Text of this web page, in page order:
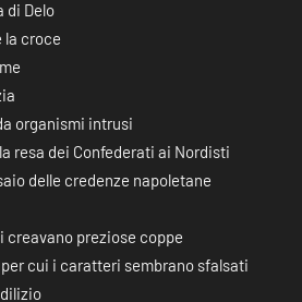
di Delo
la croce
organismi intrusi
resa dei Confederati ai Nordisti
delle credenze napoletane
creavano preziose coppe
cui i caratteri sembrano sfalsati